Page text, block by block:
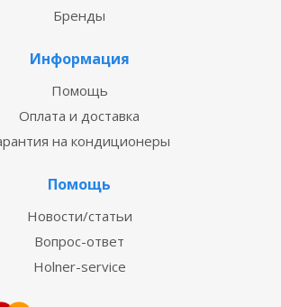
Бренды
Информация
Помощь
Оплата и доставка
на кондиционеры
Помощь
Новости/статьи
Вопрос-ответ
Holner-service